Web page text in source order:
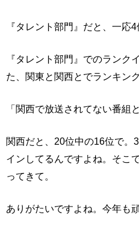
『タレント部門』だと、一応4
『タレント部門』でのランク
た、関東と関西とでランキン
「関西で放送されてない番組
関西だと、20位中の16位で。
インしてるんですよね。そこ
ってきて。
ありがたいですよね。今年も